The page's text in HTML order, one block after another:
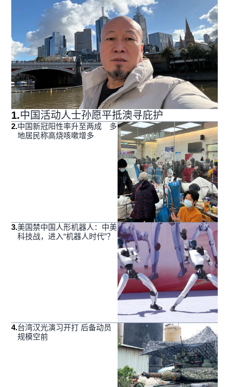
1.中国活动人士孙愿平抵澳寻庇护
2.中国新冠阳性率升至两成 多
地居民称高烧咳嗽增多
3.美国禁中国人形机器人：中美
科技战，进入“机器人时代”？
4.台湾汉光演习开打 后备动员
规模空前